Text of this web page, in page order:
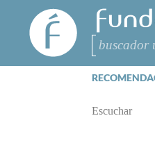
FundéuRAE
- Fundación
del Español
Urgente
Buscar
Escuchar